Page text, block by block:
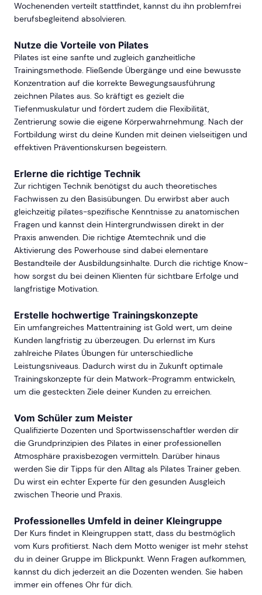
Wochenenden verteilt stattfindet, kannst du ihn problemfrei
berufsbegleitend absolvieren.
Nutze die Vorteile von Pilates
Pilates ist eine sanfte und zugleich ganzheitliche
Trainingsmethode. Fließende Übergänge und eine bewusste
Konzentration auf die korrekte Bewegungsausführung
zeichnen Pilates aus. So kräftigt es gezielt die
Tiefenmuskulatur und fördert zudem die Flexibilität,
Zentrierung sowie die eigene Körperwahrnehmung. Nach der
Fortbildung wirst du deine Kunden mit deinen vielseitigen und
effektiven Präventionskursen begeistern.
Erlerne die richtige Technik
Zur richtigen Technik benötigst du auch theoretisches
Fachwissen zu den Basisübungen. Du erwirbst aber auch
gleichzeitig pilates-spezifische Kenntnisse zu anatomischen
Fragen und kannst dein Hintergrundwissen direkt in der
Praxis anwenden. Die richtige Atemtechnik und die
Aktivierung des Powerhouse sind dabei elementare
Bestandteile der Ausbildungsinhalte. Durch die richtige Know-
how sorgst du bei deinen Klienten für sichtbare Erfolge und
langfristige Motivation.
Erstelle hochwertige Trainingskonzepte
Ein umfangreiches Mattentraining ist Gold wert, um deine
Kunden langfristig zu überzeugen. Du erlernst im Kurs
zahlreiche Pilates Übungen für unterschiedliche
Leistungsniveaus. Dadurch wirst du in Zukunft optimale
Trainingskonzepte für dein Matwork-Programm entwickeln,
um die gesteckten Ziele deiner Kunden zu erreichen.
Vom Schüler zum Meister
Qualifizierte Dozenten und Sportwissenschaftler werden dir
die Grundprinzipien des Pilates in einer professionellen
Atmosphäre praxisbezogen vermitteln. Darüber hinaus
werden Sie dir Tipps für den Alltag als Pilates Trainer geben.
Du wirst ein echter Experte für den gesunden Ausgleich
zwischen Theorie und Praxis.
Professionelles Umfeld in deiner Kleingruppe
Der Kurs findet in Kleingruppen statt, dass du bestmöglich
vom Kurs profitierst. Nach dem Motto weniger ist mehr stehst
du in deiner Gruppe im Blickpunkt. Wenn Fragen aufkommen,
kannst du dich jederzeit an die Dozenten wenden. Sie haben
immer ein offenes Ohr für dich.